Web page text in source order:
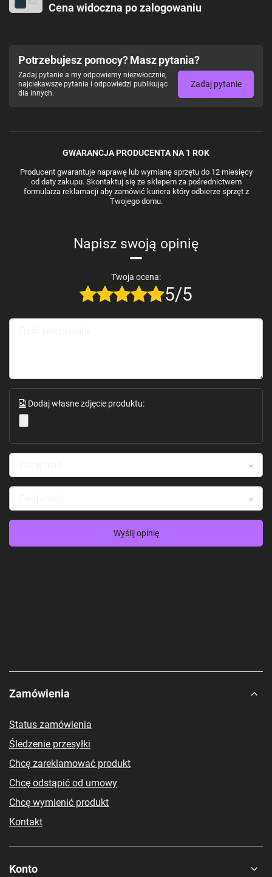
Cena widoczna po zalogowaniu
Potrzebujesz pomocy? Masz pytania?
Zadaj pytanie a my odpowiemy niezwłocznie,
najciekawsze pytania i odpowiedzi publikując
dla innych.
Zadaj pytanie
GWARANCJA PRODUCENTA NA 1 ROK
Producent gwarantuje naprawę lub wymianę sprzętu do 12 miesięcy
od daty zakupu. Skontaktuj się ze sklepem za pośrednictwem
formularza reklamacji aby zamówić kuriera który odbierze sprzęt z
Twojego domu.
Napisz swoją opinię
Twoja ocena:
5/5
Dodaj własne zdjęcie produktu:
Wyślij opinię
Zamówienia
Status zamówienia
Śledzenie przesyłki
Chcę zareklamować produkt
Chcę odstąpić od umowy
Chcę wymienić produkt
Kontakt
Konto